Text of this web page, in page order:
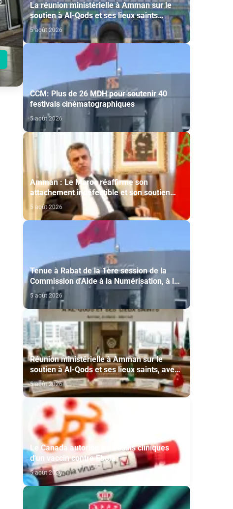
La réunion ministérielle à Amman sur le
soutien à Al-Qods et ses lieux saints
souligne l’importance du rôle du Comité Al
Qods présidé par SM le Roi
5 août 2026
CCM: Plus de 26 MDH pour soutenir 40
festivals cinématographiques
5 août 2026
Amman : Le Maroc réaffirme son
attachement indéfectible et son soutien
constant aux droits légitimes du peuple
palestinien
5 août 2026
Tenue à Rabat de la 1ère session de la
Commission d'Aide à la Numérisation, à la
Modernisation et à la Création des Salles
de Cinéma au titre de l'année 2026
5 août 2026
Réunion ministérielle à Amman sur le
soutien à Al-Qods et ses lieux saints, avec
la participation du Maroc
5 août 2026
Le Canada autorise les essais cliniques
d'un vaccin contre Ebola
5 août 2026